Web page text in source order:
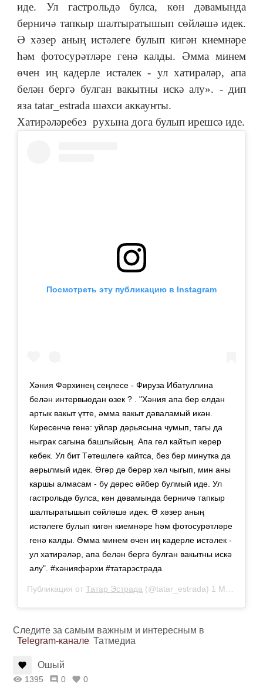
иде. Ул гастрольдә булса, көн дәвамында
берничә тапкыр шалтыратышып сөйләшә идек.
Ə хәзер аның истәлеге булып кигән киемнәре
һәм фотосурәтләре генә калды. Əмма минем
өчен иң кадерле истәлек - ул хатирәләр, апа
белән бергә булган вакытны искә алу». - дип
яза tatar_estrada шәхси аккаунты.
Хатирәләребез рухына дога булып ирешсә иде.
Посмотреть эту публикацию в Instagram
Хәния Фәрхинең сеңлесе - Фируза Ибатуллина
белән интервьюдан өзек ? . "Хәния апа бер елдан
артык вакыт үтте, әмма вакыт дәваламый икән.
Киресенчә генә: уйлар дәрьясына чумып, тагы да
ныграк сагына башлыйсың. Апа гел кайтып керер
кебек. Ул бит Тәтешлегә кайтса, без бер минутка да
аерылмый идек. Əгәр дә берәр хәл чыгып, мин аны
каршы алмасам - бу дөрес әйбер булмый иде. Ул
гастрольдә булса, көн дәвамында берничә тапкыр
шалтыратышып сөйләшә идек. Ə хәзер аның
истәлеге булып кигән киемнәре һәм фотосурәтләре
генә калды. Əмма минем өчен иң кадерле истәлек -
ул хатирәләр, апа белән бергә булган вакытны искә
алу". #хәнияфәрхи #татарэстрада
Публикация от Татар Эстрада (@tatar_estrada) 1 Мар 2019 в 9:53 PST
Следите за самым важным и интересным в
Telegram-канале Татмедиа
Ошый
1395 0 0